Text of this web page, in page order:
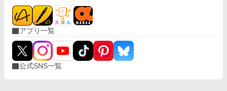
アプリ一覧
公式SNS一覧